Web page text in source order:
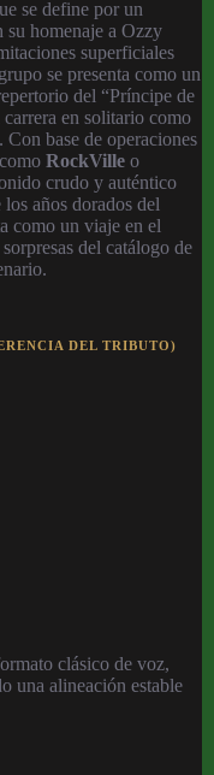
se define por un
su homenaje a Ozzy
superficiales
se presenta como un
del “Príncipe de
en solitario como
base de operaciones
RockVille o
crudo y auténtico
años dorados del
como un viaje en el
del catálogo de
DEL TRIBUTO)
clásico de voz,
una alineación estable